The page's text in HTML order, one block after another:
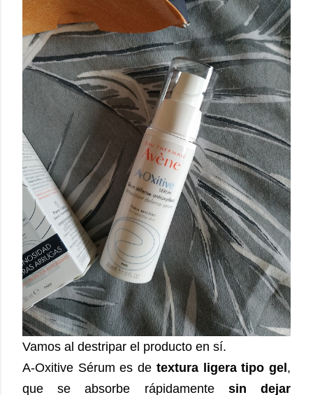
Vamos al destripar el producto en sí.
A-Oxitive Sérum es de textura ligera tipo gel ,
que se absorbe rápidamente sin dejar